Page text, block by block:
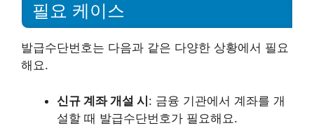
필요 케이스
발급수단번호는 다음과 같은 다양한 상황에서 필요
해요.
신규 계좌 개설 시: 금융 기관에서 계좌를 개
설할 때 발급수단번호가 필요해요.